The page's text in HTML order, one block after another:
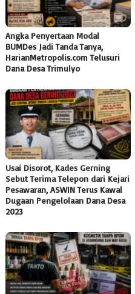
Angka Penyertaan Modal
BUMDes Jadi Tanda Tanya,
HarianMetropolis.com Telusuri
Dana Desa Trimulyo
Usai Disorot, Kades Gerning
Sebut Terima Telepon dari Kejari
Pesawaran, ASWIN Terus Kawal
Dugaan Pengelolaan Dana Desa
2023